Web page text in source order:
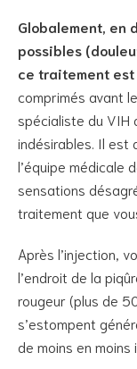
Globalement, en
possibles
ce traitement
comprimés avant
spécialiste du VIH
indésirables. Il est
l’équipe médicale
sensations
traitement que
Après l’injection,
l’endroit de la
rougeur (plus de
s’estompent
de moins en